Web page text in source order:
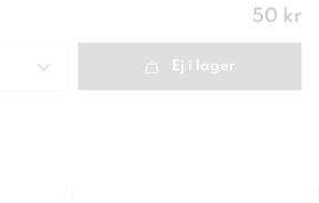
Pris:
50 kr
Ej i lager